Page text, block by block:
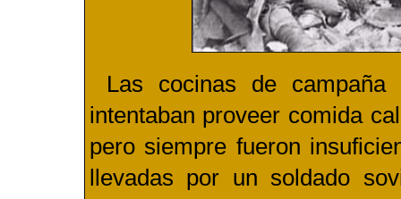
Las cocinas de
intentaban proveer comida
pero siempre fueron
llevadas por un soldado